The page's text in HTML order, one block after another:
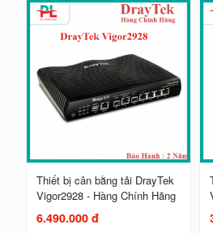
Thiết bị cân bằng tải DrayTek
Vigor2928 - Hàng Chính Hãng
6.490.000 đ